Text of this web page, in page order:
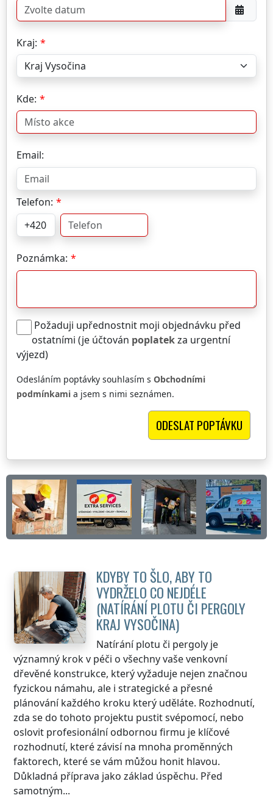
Kraj:
Kde:
Email:
Telefon:
Poznámka:
Požaduji upřednostnit moji objednávku před
ostatními (je účtován poplatekza urgentní
výjezd)
Odesláním poptávky souhlasím s Obchodními
podmínkami a jsem s nimi seznámen.
KDYBY TO ŠLO, ABY TO
VYDRŽELO CO NEJDÉLE
(NATÍRÁNÍ PLOTU ČI PERGOLY
KRAJ VYSOČINA)
Natírání plotu či pergoly je
významný krok v péči o všechny vaše venkovní
dřevěné konstrukce, který vyžaduje nejen značnou
fyzickou námahu, ale i strategické a přesné
plánování každého kroku který uděláte. Rozhodnutí,
zda se do tohoto projektu pustit svépomocí, nebo
oslovit profesionální odbornou firmu je klíčové
rozhodnutí, které závisí na mnoha proměnných
faktorech, které se vám můžou honit hlavou.
Důkladná příprava jako základ úspěchu. Před
samotným...